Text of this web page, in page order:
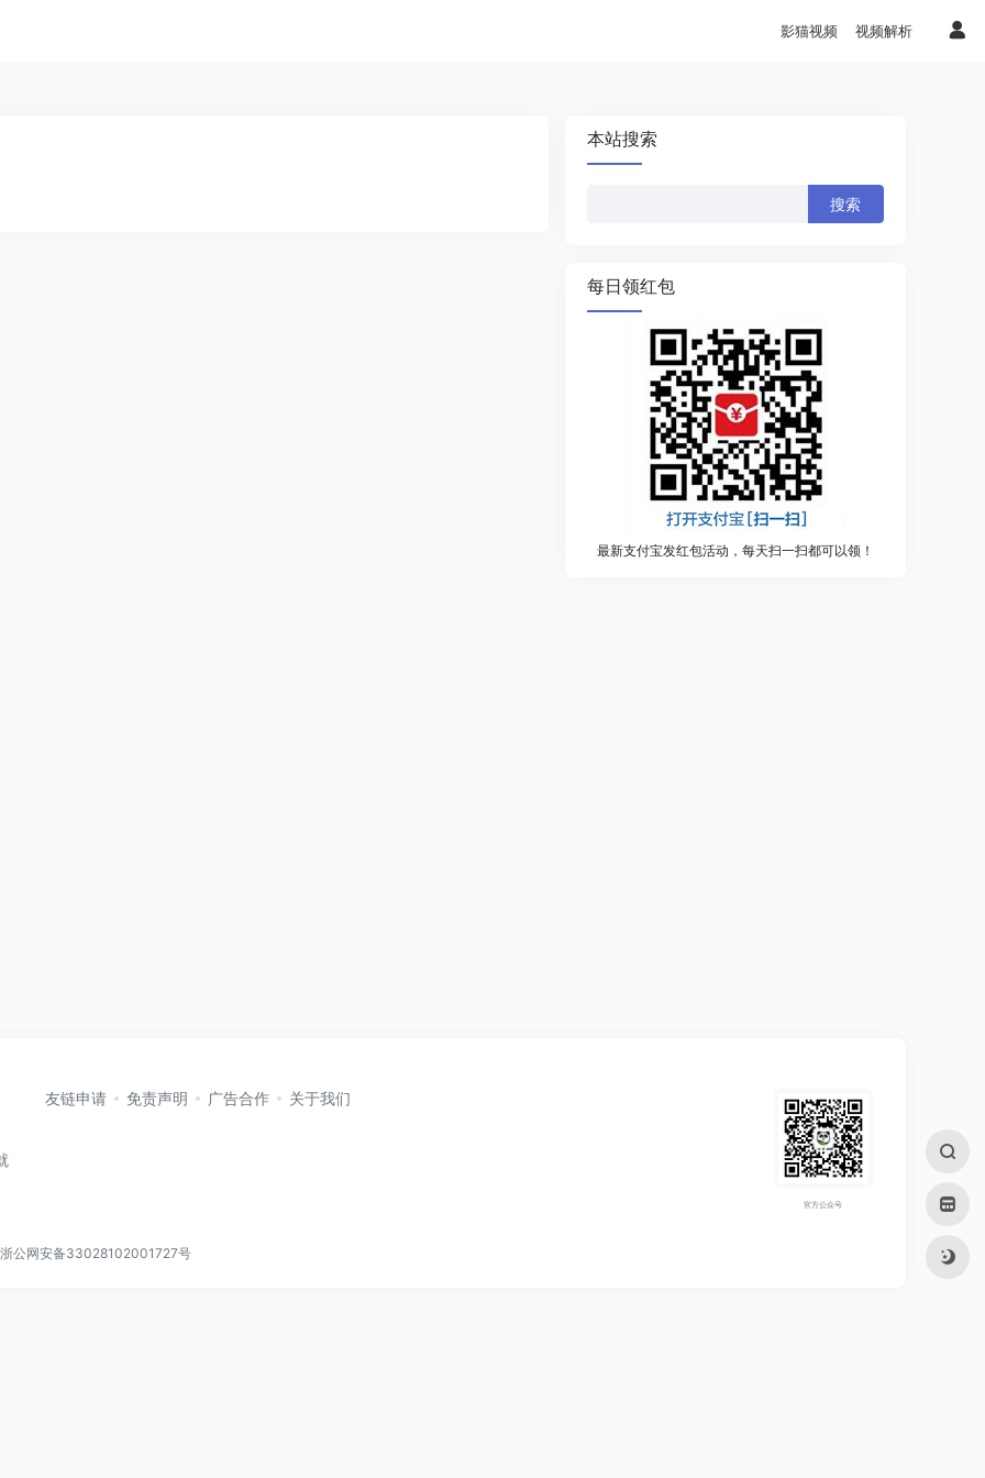
影猫视频 视频解析
本站搜索
每日领红包
最新支付宝发红包活动，每天扫一扫都可以领！
友链申请 免责声明 广告合作 关于我们
官方公众号
公网安备33028102001727号